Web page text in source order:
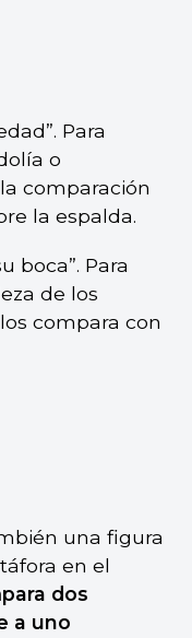
Para
o
comparación
la espalda.
boca”. Para
de los
compara con
una figura
en el
dos
a uno